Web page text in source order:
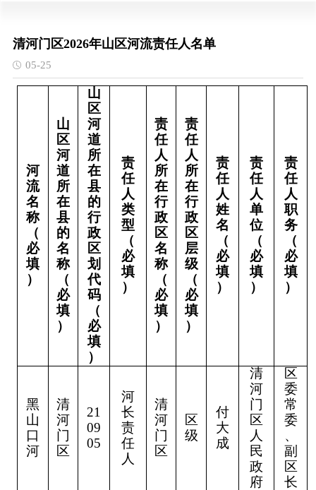
清河门区2026年山区河流责任人名单
05-25
河
流
名
称
（
必
填
）
山
区
河
道
所
在
县
的
名
称
（
必
填
）
山
区
河
道
所
在
县
的
行
政
区
划
代
码
（
必
填
）
责
任
人
类
型
（
必
填
）
责
任
人
所
在
行
政
区
名
称
（
必
填
）
责
任
人
所
在
行
政
区
层
级
（
必
填
）
责
任
人
姓
名
（
必
填
）
责
任
人
单
位
（
必
填
）
责
任
人
职
务
（
必
填
）
黑
山
口
河
清
河
门
区
21
09
05
河
长
责
任
人
清
河
门
区
区
级
付
大
成
清
河
门
区
人
民
政
府
区
委
常
委
、
副
区
长